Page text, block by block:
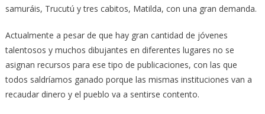
samuráis, Trucutú y tres cabitos, Matilda, con una gran demanda.
Actualmente a pesar de que hay gran cantidad de jóvenes
talentosos y muchos dibujantes en diferentes lugares no se
asignan recursos para ese tipo de publicaciones, con las que
todos saldríamos ganado porque las mismas instituciones van a
recaudar dinero y el pueblo va a sentirse contento.